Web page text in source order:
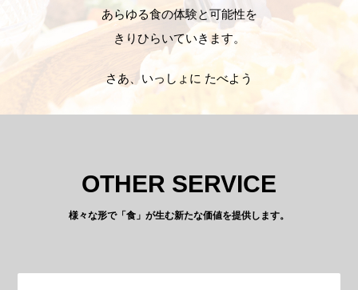
あらゆる食の体験と可能性を
きりひらいていきます。
さあ、いっしょに たべよう
OTHER SERVICE
様々な形で「食」が生む新たな価値を提供します。